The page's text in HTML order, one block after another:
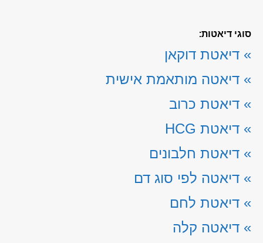
סוגי דיאטות:
» דיאטת דוקאן
» דיאטה מותאמת אישית
» דיאטת כרוב
» דיאטת HCG
» דיאטת חלבונים
» דיאטה לפי סוג דם
» דיאטת לחם
» דיאטה קלה